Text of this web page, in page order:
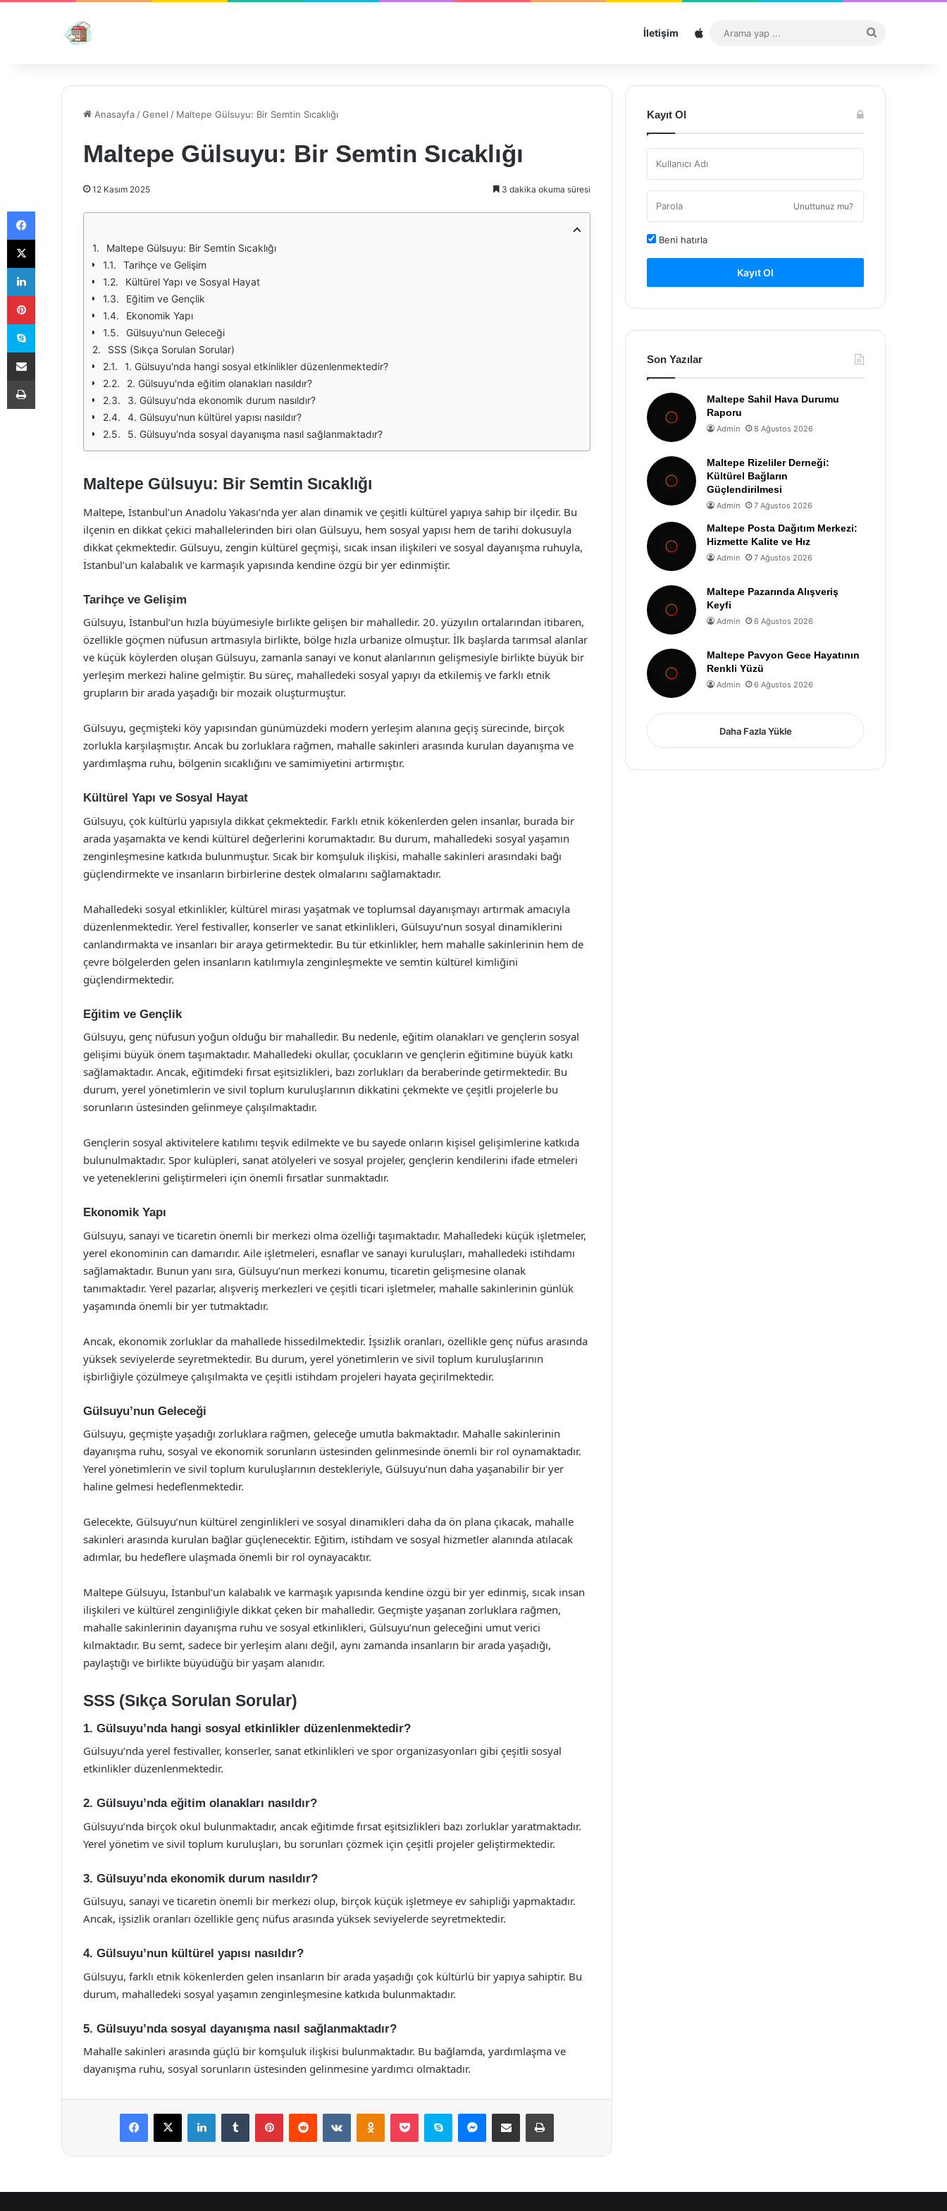
İletişim Sitemap
...
Anasayfa /Genel / Maltepe Gülsuyu: Bir Semtin Sıcaklığı
Maltepe Gülsuyu: Bir Semtin Sıcaklığı
12 Kasım 2025 3 dakika okuma süresi
Maltepe Gülsuyu: Bir Semtin Sıcaklığı
Tarihçe ve Gelişim
Kültürel Yapı ve Sosyal Hayat
Eğitim ve Gençlik
Ekonomik Yapı
Gülsuyu'nun Geleceği
SSS (Sıkça Sorulan Sorular)
1. Gülsuyu'nda hangi sosyal etkinlikler düzenlenmektedir?
2. Gülsuyu'nda eğitim olanakları nasıldır?
3. Gülsuyu'nda ekonomik durum nasıldır?
4. Gülsuyu'nun kültürel yapısı nasıldır?
5. Gülsuyu'nda sosyal dayanışma nasıl sağlanmaktadır?
Maltepe Gülsuyu: Bir Semtin Sıcaklığı
Maltepe, İstanbul’un Anadolu Yakası’nda yer alan dinamik ve çeşitli kültürel yapıya sahip bir ilçedir. Bu
ilçenin en dikkat çekici mahallelerinden biri olan Gülsuyu, hem sosyal yapısı hem de tarihi dokusuyla
dikkat çekmektedir. Gülsuyu, zengin kültürel geçmişi, sıcak insan ilişkileri ve sosyal dayanışma ruhuyla,
İstanbul’un kalabalık ve karmaşık yapısında kendine özgü bir yer edinmiştir.
Tarihçe ve Gelişim
Gülsuyu, İstanbul’un hızla büyümesiyle birlikte gelişen bir mahalledir. 20. yüzyılın ortalarından itibaren,
özellikle göçmen nüfusun artmasıyla birlikte, bölge hızla urbanize olmuştur. İlk başlarda tarımsal alanlar
ve küçük köylerden oluşan Gülsuyu, zamanla sanayi ve konut alanlarının gelişmesiyle birlikte büyük bir
yerleşim merkezi haline gelmiştir. Bu süreç, mahalledeki sosyal yapıyı da etkilemiş ve farklı etnik
grupların bir arada yaşadığı bir mozaik oluşturmuştur.
Gülsuyu, geçmişteki köy yapısından günümüzdeki modern yerleşim alanına geçiş sürecinde, birçok
zorlukla karşılaşmıştır. Ancak bu zorluklara rağmen, mahalle sakinleri arasında kurulan dayanışma ve
yardımlaşma ruhu, bölgenin sıcaklığını ve samimiyetini artırmıştır.
Kültürel Yapı ve Sosyal Hayat
Gülsuyu, çok kültürlü yapısıyla dikkat çekmektedir. Farklı etnik kökenlerden gelen insanlar, burada bir
arada yaşamakta ve kendi kültürel değerlerini korumaktadır. Bu durum, mahalledeki sosyal yaşamın
zenginleşmesine katkıda bulunmuştur. Sıcak bir komşuluk ilişkisi, mahalle sakinleri arasındaki bağı
güçlendirmekte ve insanların birbirlerine destek olmalarını sağlamaktadır.
Mahalledeki sosyal etkinlikler, kültürel mirası yaşatmak ve toplumsal dayanışmayı artırmak amacıyla
düzenlenmektedir. Yerel festivaller, konserler ve sanat etkinlikleri, Gülsuyu’nun sosyal dinamiklerini
canlandırmakta ve insanları bir araya getirmektedir. Bu tür etkinlikler, hem mahalle sakinlerinin hem de
çevre bölgelerden gelen insanların katılımıyla zenginleşmekte ve semtin kültürel kimliğini
güçlendirmektedir.
Eğitim ve Gençlik
Gülsuyu, genç nüfusun yoğun olduğu bir mahalledir. Bu nedenle, eğitim olanakları ve gençlerin sosyal
gelişimi büyük önem taşımaktadır. Mahalledeki okullar, çocukların ve gençlerin eğitimine büyük katkı
sağlamaktadır. Ancak, eğitimdeki fırsat eşitsizlikleri, bazı zorlukları da beraberinde getirmektedir. Bu
durum, yerel yönetimlerin ve sivil toplum kuruluşlarının dikkatini çekmekte ve çeşitli projelerle bu
sorunların üstesinden gelinmeye çalışılmaktadır.
Gençlerin sosyal aktivitelere katılımı teşvik edilmekte ve bu sayede onların kişisel gelişimlerine katkıda
bulunulmaktadır. Spor kulüpleri, sanat atölyeleri ve sosyal projeler, gençlerin kendilerini ifade etmeleri
ve yeteneklerini geliştirmeleri için önemli fırsatlar sunmaktadır.
Ekonomik Yapı
Gülsuyu, sanayi ve ticaretin önemli bir merkezi olma özelliği taşımaktadır. Mahalledeki küçük işletmeler,
yerel ekonominin can damarıdır. Aile işletmeleri, esnaflar ve sanayi kuruluşları, mahalledeki istihdamı
sağlamaktadır. Bunun yanı sıra, Gülsuyu’nun merkezi konumu, ticaretin gelişmesine olanak
tanımaktadır. Yerel pazarlar, alışveriş merkezleri ve çeşitli ticari işletmeler, mahalle sakinlerinin günlük
yaşamında önemli bir yer tutmaktadır.
Ancak, ekonomik zorluklar da mahallede hissedilmektedir. İşsizlik oranları, özellikle genç nüfus arasında
yüksek seviyelerde seyretmektedir. Bu durum, yerel yönetimlerin ve sivil toplum kuruluşlarının
işbirliğiyle çözülmeye çalışılmakta ve çeşitli istihdam projeleri hayata geçirilmektedir.
Gülsuyu’nun Geleceği
Gülsuyu, geçmişte yaşadığı zorluklara rağmen, geleceğe umutla bakmaktadır. Mahalle sakinlerinin
dayanışma ruhu, sosyal ve ekonomik sorunların üstesinden gelinmesinde önemli bir rol oynamaktadır.
Yerel yönetimlerin ve sivil toplum kuruluşlarının destekleriyle, Gülsuyu’nun daha yaşanabilir bir yer
haline gelmesi hedeflenmektedir.
Gelecekte, Gülsuyu’nun kültürel zenginlikleri ve sosyal dinamikleri daha da ön plana çıkacak, mahalle
sakinleri arasında kurulan bağlar güçlenecektir. Eğitim, istihdam ve sosyal hizmetler alanında atılacak
adımlar, bu hedeflere ulaşmada önemli bir rol oynayacaktır.
Maltepe Gülsuyu, İstanbul’un kalabalık ve karmaşık yapısında kendine özgü bir yer edinmiş, sıcak insan
ilişkileri ve kültürel zenginliğiyle dikkat çeken bir mahalledir. Geçmişte yaşanan zorluklara rağmen,
mahalle sakinlerinin dayanışma ruhu ve sosyal etkinlikleri, Gülsuyu’nun geleceğini umut verici
kılmaktadır. Bu semt, sadece bir yerleşim alanı değil, aynı zamanda insanların bir arada yaşadığı,
paylaştığı ve birlikte büyüdüğü bir yaşam alanıdır.
SSS (Sıkça Sorulan Sorular)
1. Gülsuyu’nda hangi sosyal etkinlikler düzenlenmektedir?
Gülsuyu’nda yerel festivaller, konserler, sanat etkinlikleri ve spor organizasyonları gibi çeşitli sosyal
etkinlikler düzenlenmektedir.
2. Gülsuyu’nda eğitim olanakları nasıldır?
Gülsuyu’nda birçok okul bulunmaktadır, ancak eğitimde fırsat eşitsizlikleri bazı zorluklar yaratmaktadır.
Yerel yönetim ve sivil toplum kuruluşları, bu sorunları çözmek için çeşitli projeler geliştirmektedir.
3. Gülsuyu’nda ekonomik durum nasıldır?
Gülsuyu, sanayi ve ticaretin önemli bir merkezi olup, birçok küçük işletmeye ev sahipliği yapmaktadır.
Ancak, işsizlik oranları özellikle genç nüfus arasında yüksek seviyelerde seyretmektedir.
4. Gülsuyu’nun kültürel yapısı nasıldır?
Gülsuyu, farklı etnik kökenlerden gelen insanların bir arada yaşadığı çok kültürlü bir yapıya sahiptir. Bu
durum, mahalledeki sosyal yaşamın zenginleşmesine katkıda bulunmaktadır.
5. Gülsuyu’nda sosyal dayanışma nasıl sağlanmaktadır?
Mahalle sakinleri arasında güçlü bir komşuluk ilişkisi bulunmaktadır. Bu bağlamda, yardımlaşma ve
dayanışma ruhu, sosyal sorunların üstesinden gelinmesine yardımcı olmaktadır.
Facebook
X LinkedInTumblr PinterestReddit VKontakteOdnoklassniki
Pocket Skype Messenger
E-Posta ile paylaş Yazdır
Kayıt Ol
Unuttunuz mu?
Beni hatırla
Kayıt Ol
Son Yazılar
Maltepe Sahil Hava Durumu
Raporu
Admin 8 Ağustos 2026
Maltepe Rizeliler Derneği:
Kültürel Bağların
Güçlendirilmesi
Admin 7 Ağustos 2026
Maltepe Posta Dağıtım Merkezi:
Hizmette Kalite ve Hız
Admin 7 Ağustos 2026
Maltepe Pazarında Alışveriş
Keyfi
Admin 6 Ağustos 2026
Maltepe Pavyon Gece Hayatının
Renkli Yüzü
Admin 6 Ağustos 2026
Daha Fazla Yükle
Facebook
X
LinkedIn
Pinterest
Skype
E-Posta ile paylaş